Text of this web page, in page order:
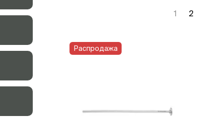
1 2
Распродажа